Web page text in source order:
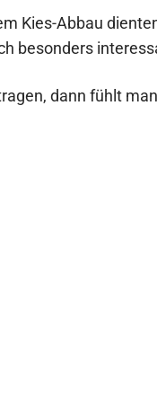
Kies-Abbau
besonders
dann fühlt